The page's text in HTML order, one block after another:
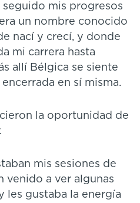
seguido mis progresos
un nombre conocido
nací y crecí, y donde
mi carrera hasta
allí Bélgica se siente
en sí misma.
la oportunidad de
mis sesiones de
venido a ver algunas
les gustaba la energía